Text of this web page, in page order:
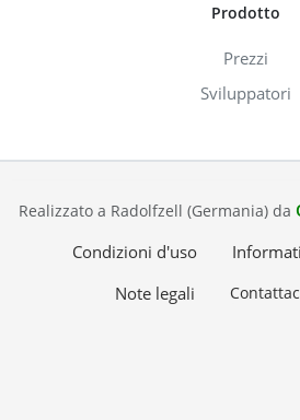
Prodotto
Prezzi
Sviluppatori
Realizzato a Radolfzell (Germania) da
Condizioni d'uso
Note legali